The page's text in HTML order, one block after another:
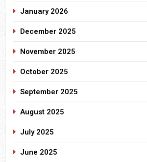
January 2026
December 2025
November 2025
October 2025
September 2025
August 2025
July 2025
June 2025